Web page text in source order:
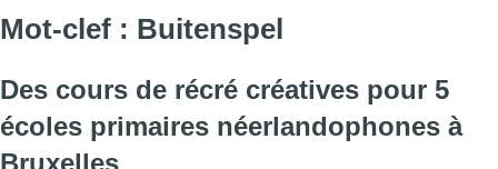
Mot-clef : Buitenspel
Des cours de récré créatives pour 5
écoles primaires néerlandophones à
Bruxelles